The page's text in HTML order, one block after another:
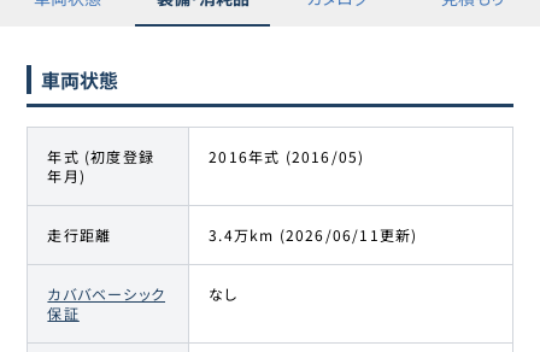
車両状態
年式 (初度登録
年月)
2016年式 (2016/05)
走行距離 3.4万km (2026/06/11更新)
カババベーシック
保証
なし